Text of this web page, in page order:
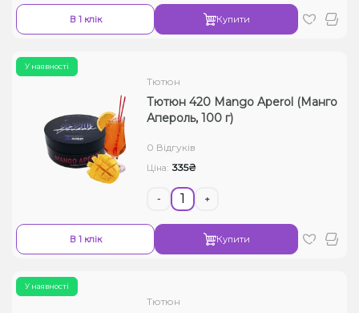
В 1 клік Купити
У наявності
Тютюн
Тютюн 420 Mango Aperol (Манго
Апероль, 100 г)
0 Відгуків
Ціна: 335₴
- +
В 1 клік Купити
У наявності
Тютюн